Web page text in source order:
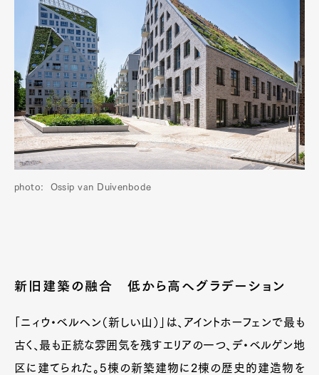
photo: Ossip van Duivenbode
新旧建築の融合 低から高へグラデーション
「ニィウ・ベルヘン（新しい山）」は、アイントホーフェンで最も
古く、最も正統な雰囲気を残すエリアの一つ、デ・ベルゲン地
区に建てられた。5棟の新築建物に2棟の歴史的建造物を